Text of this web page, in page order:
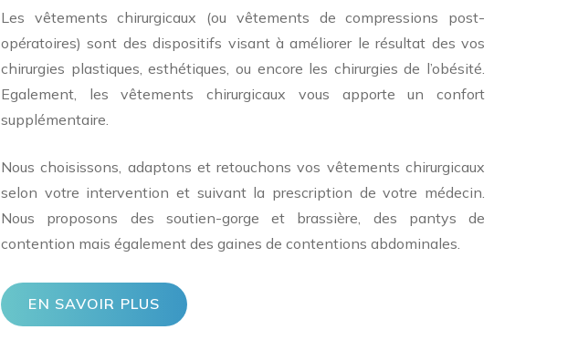
Les vêtements chirurgicaux (ou vêtements de compressions post-
opératoires) sont des dispositifs visant à améliorer le résultat des vos
chirurgies plastiques, esthétiques, ou encore les chirurgies de l’obésité.
Egalement, les vêtements chirurgicaux vous apporte un confort
supplémentaire.
Nous choisissons, adaptons et retouchons vos vêtements chirurgicaux
selon votre intervention et suivant la prescription de votre médecin.
Nous proposons des soutien-gorge et brassière, des pantys de
contention mais également des gaines de contentions abdominales.
EN SAVOIR PLUS